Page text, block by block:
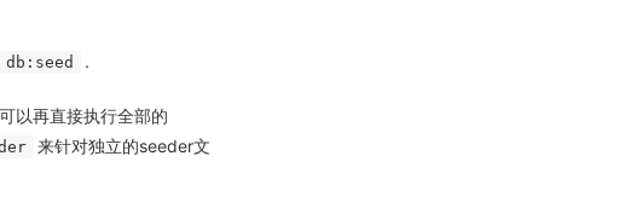
.
以再直接执行全部的
来针对独立的seeder文